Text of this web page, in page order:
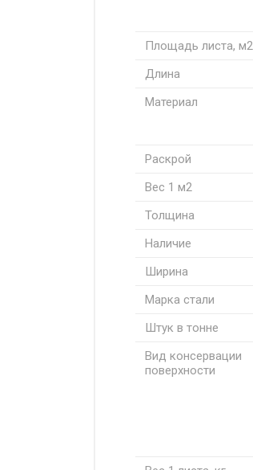
Площадь листа, м2
Длина
Материал
Раскрой
Вес 1 м2
Толщина
Наличие
Ширина
Марка стали
Штук в тонне
Вид консервации
поверхности